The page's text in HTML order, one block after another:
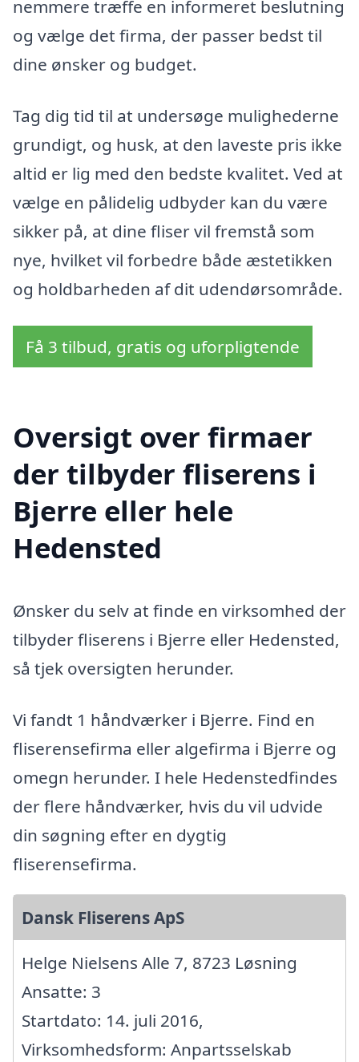
nemmere træffe en informeret beslutning
og vælge det firma, der passer bedst til
dine ønsker og budget.
Tag dig tid til at undersøge mulighederne
grundigt, og husk, at den laveste pris ikke
altid er lig med den bedste kvalitet. Ved at
vælge en pålidelig udbyder kan du være
sikker på, at dine fliser vil fremstå som
nye, hvilket vil forbedre både æstetikken
og holdbarheden af dit udendørsområde.
Få 3 tilbud, gratis og uforpligtende
Oversigt over firmaer
der tilbyder fliserens i
Bjerre eller hele
Hedensted
Ønsker du selv at finde en virksomhed der
tilbyder fliserens i Bjerre eller Hedensted,
så tjek oversigten herunder.
Vi fandt 1 håndværker i Bjerre. Find en
fliserensefirma eller algefirma i Bjerre og
omegn herunder. I hele Hedenstedfindes
der flere håndværker, hvis du vil udvide
din søgning efter en dygtig
fliserensefirma.
Dansk Fliserens ApS
Helge Nielsens Alle 7, 8723 Løsning
Ansatte: 3
Startdato: 14. juli 2016,
Virksomhedsform: Anpartsselskab